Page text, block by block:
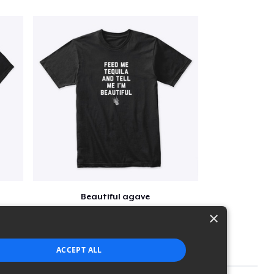
Beautiful agave
×
ACCEPT ALL